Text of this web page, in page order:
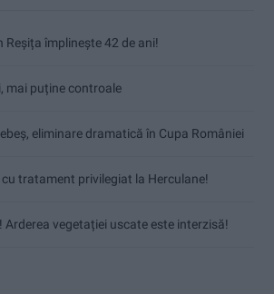
Reșița împlinește 42 de ani!
mai puține controale
eliminare dramatică în Cupa României
tratament privilegiat la Herculane!
Arderea vegetației uscate este interzisă!